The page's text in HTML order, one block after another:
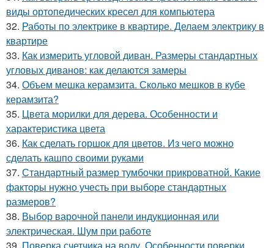
виды ортопедических кресел для компьютера
32. Работы по электрике в квартире. Делаем электрику в
квартире
33. Как измерить угловой диван. Размеры стандартных
угловых диванов: как делаются замеры
34. Объем мешка керамзита. Сколько мешков в кубе
керамзита?
35. Цвета морилки для дерева. Особенности и
характеристика цвета
36. Как сделать горшок для цветов. Из чего можно
сделать кашпо своими руками
37. Стандартный размер тумбочки прикроватной. Какие
факторы нужно учесть при выборе стандартных
размеров?
38. Выбор варочной панели индукционная или
электрическая. Шум при работе